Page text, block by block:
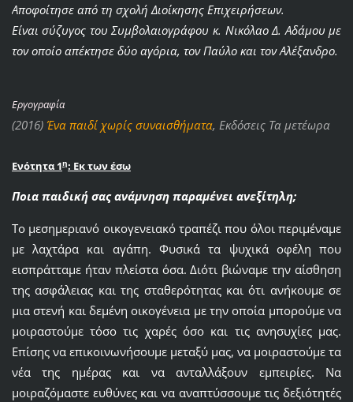
Αποφοίτησε από τη σχολή Διοίκησης Επιχειρήσεων.
Είναι σύζυγος του Συμβολαιογράφου κ. Νικόλαο Δ. Αδάμου με
τον οποίο απέκτησε δύο αγόρια, τον Παύλο και τον Αλέξανδρο.
Εργογραφία
(2016)Ένα παιδί χωρίς συναισθήματα, Εκδόσεις Τα μετέωρα
Ενότητα 1η: Εκ των έσω
Ποια παιδική σας ανάμνηση παραμένει ανεξίτηλη;
Το μεσημεριανό οικογενειακό τραπέζι που όλοι περιμέναμε
με λαχτάρα και αγάπη. Φυσικά τα ψυχικά οφέλη που
εισπράτταμε ήταν πλείστα όσα. Διότι βιώναμε την αίσθηση
της ασφάλειας και της σταθερότητας και ότι ανήκουμε σε
μια στενή και δεμένη οικογένεια με την οποία μπορούμε να
μοιραστούμε τόσο τις χαρές όσο και τις ανησυχίες μας.
Επίσης να επικοινωνήσουμε μεταξύ μας, να μοιραστούμε τα
νέα της ημέρας και να ανταλλάξουν εμπειρίες. Να
μοιραζόμαστε ευθύνες και να αναπτύσσουμε τις δεξιότητές